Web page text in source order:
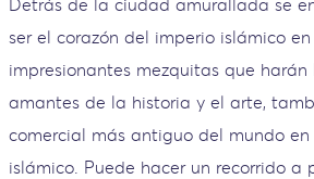
ser el corazón del imperio islámico
impresionantes mezquitas que
amantes de la historia y el arte,
comercial más antiguo del mundo
islámico. Puede hacer un recorrido a